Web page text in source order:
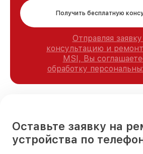
Получить бесплатную
Отправляя
консультацию и
MSI, Вы
обработку
Оставьте заявку на
устройства по